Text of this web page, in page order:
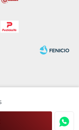
Fenicio